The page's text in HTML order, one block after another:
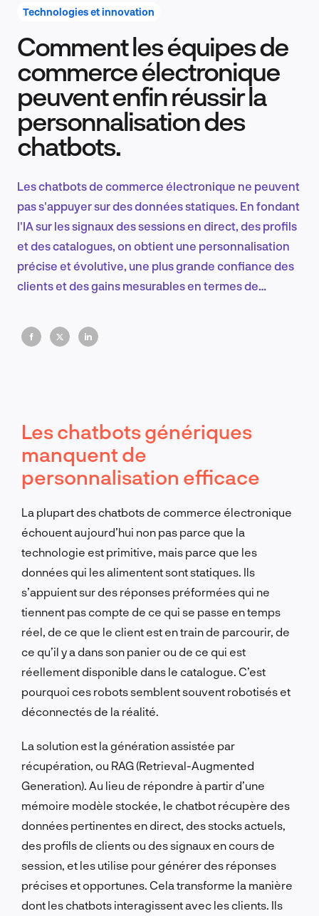
Recherche et conception produit
Tendances sectorielles
FR
Technologies et innovation
Comment les équipes de
commerce électronique
peuvent enfin réussir la
personnalisation des
chatbots.
Les chatbots de commerce électronique ne peuvent
pas s'appuyer sur des données statiques. En fondant
l'IA sur les signaux des sessions en direct, des profils
et des catalogues, on obtient une personnalisation
précise et évolutive, une plus grande confiance des
clients et des gains mesurables en termes de
Les chatbots génériques
manquent de
personnalisation efficace
La plupart des chatbots de commerce électronique
échouent aujourd’hui non pas parce que la
technologie est primitive, mais parce que les
données qui les alimentent sont statiques. Ils
s’appuient sur des réponses préformées qui ne
tiennent pas compte de ce qui se passe en temps
réel, de ce que le client est en train de parcourir, de
ce qu’il y a dans son panier ou de ce qui est
réellement disponible dans le catalogue. C’est
pourquoi ces robots semblent souvent robotisés et
déconnectés de la réalité.
La solution est la génération assistée par
récupération, ou RAG (Retrieval-Augmented
Generation). Au lieu de répondre à partir d’une
mémoire modèle stockée, le chatbot récupère des
données pertinentes en direct, des stocks actuels,
des profils de clients ou des signaux en cours de
session, et les utilise pour générer des réponses
précises et opportunes. Cela transforme la manière
dont les chatbots interagissent avec les clients. Ils